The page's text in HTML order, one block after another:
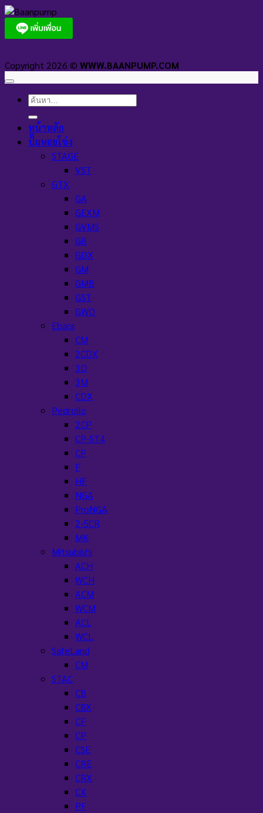
Copyright 2026 © WWW.BAANPUMP.COM
ค้นหา:
หน้าหลัก
ปั๊มหอยโข่ง
STAGE
VST
GTX
GA
GEXM
GVMS
GB
GDX
GM
GMB
GST
GWO
Ebara
CM
2CDX
3D
3M
CDX
Pedrollo
2CP
CP-ST4
CP
F
HF
NGA
ProNGA
2-5CR
MK
Mitsubishi
ACH
WCH
ACM
WCM
ACL
WCL
SafeLand
CM
STAC
CB
CBX
CF
CP
CSE
CRE
CRX
CX
PF